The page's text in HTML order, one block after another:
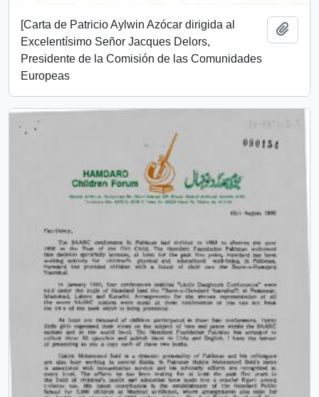
[Carta de Patricio Aylwin Azócar dirigida al
Excelentísimo Señor Jacques Delors,
Presidente de la Comisión de las Comunidades
Europeas